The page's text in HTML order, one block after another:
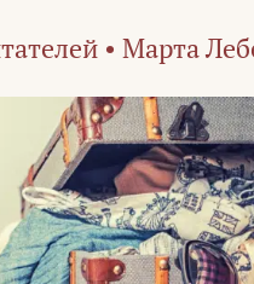
• Марта